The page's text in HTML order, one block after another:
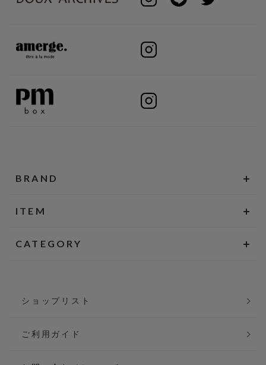
BRAND
ITEM
CATEGORY
ショップリスト
ご利用ガイド